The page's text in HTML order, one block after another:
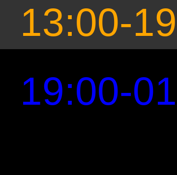
13:00-
19:00-